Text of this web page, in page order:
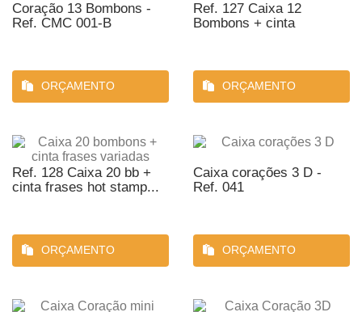
Coração 13 Bombons -
Ref. CMC 001-B
ORÇAMENTO
Ref. 127 Caixa 12
Bombons + cinta
ORÇAMENTO
Ref. 128 Caixa 20 bb +
cinta frases hot stamp...
ORÇAMENTO
Caixa corações 3 D -
Ref. 041
ORÇAMENTO